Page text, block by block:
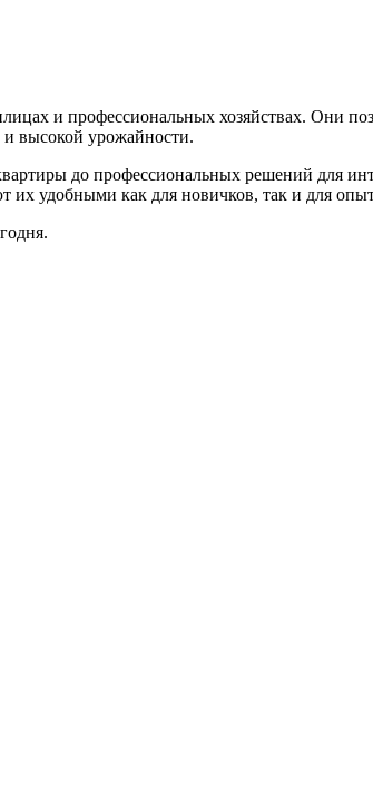
и профессиональных хозяйствах. Они
и высокой урожайности.
до профессиональных решений для
их удобными как для новичков, так и для